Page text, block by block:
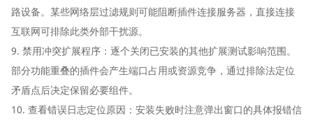
路设备。某些网络层过滤规则可能阻断插件连接服务器，直接连接
互联网可排除此类外部干扰源。
9. 禁用冲突扩展程序：逐个关闭已安装的其他扩展测试影响范围。
部分功能重叠的插件会产生端口占用或资源竞争，通过排除法定位
矛盾点后决定保留必要组件。
10. 查看错误日志定位原因：安装失败时注意弹出窗口的具体报错信